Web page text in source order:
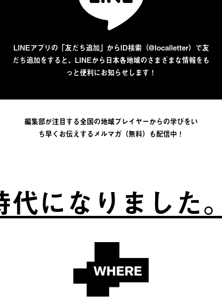
LINEアプリの「友だち追加」からID検索（@localletter）で友
だち追加をすると、LINEから日本各地域のさまざまな情報をも
っと便利にお知らせします！
編集部が注目する全国の地域プレイヤーからの学びをい
ち早くお伝えするメルマガ（無料）も配信中！
なりました。